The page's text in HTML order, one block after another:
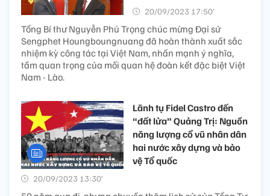
20/09/2023 17:50’
Tổng Bí thư Nguyễn Phú Trọng chúc mừng Đại sứ
Sengphet Houngboungnuang đã hoàn thành xuất sắc
nhiệm kỳ công tác tại Việt Nam, nhấn mạnh ý nghĩa,
tầm quan trọng của mối quan hệ đoàn kết đặc biệt Việt
Nam - Lào.
Lãnh tụ Fidel Castro đến
“đất lửa” Quảng Trị: Nguồn
năng lượng cổ vũ nhân dân
hai nước xây dựng và bảo
vệ Tổ quốc
20/09/2023 13:30’